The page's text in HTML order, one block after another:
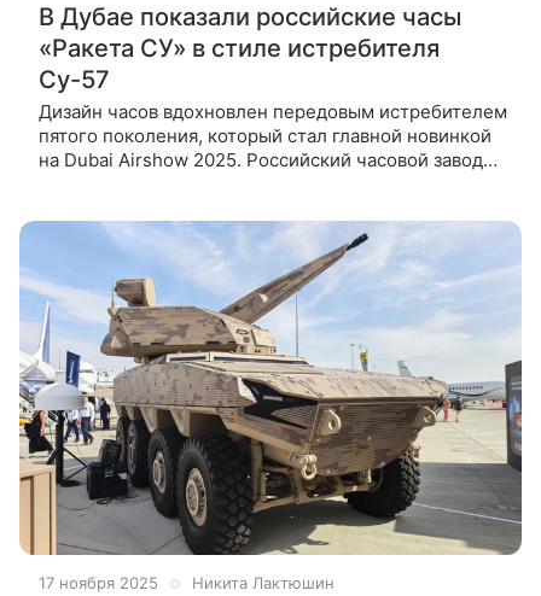
В Дубае показали российские часы
«Ракета СУ» в стиле истребителя
Су-57
Дизайн часов вдохновлен передовым истребителем
пятого поколения, который стал главной новинкой
на Dubai Airshow 2025. Российский часовой завод
17 ноября 2025 Никита Лактюшин